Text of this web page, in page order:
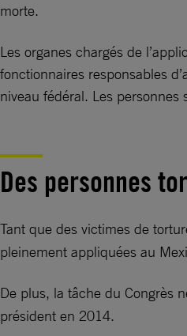
morte.
Les organes chargés de
fonctionnaires responsables
niveau fédéral. Les
Des personnes
Tant que des victimes de
pleinement appliquées au
De plus, la tâche du Congrès
président en 2014.